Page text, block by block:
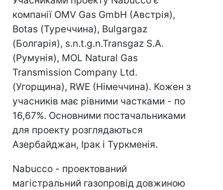
компанії OMV Gas GmbH (Австрія),
Botas (Туреччина), Bulgargaz
(Болгарія), s.n.t.g.n.Transgaz S.A.
(Румунія), MOL Natural Gas
Transmission Company Ltd.
(Угорщина), RWE (Німеччина). Кожен з
учасників має рівними частками - по
16,67%. Основними постачальниками
для проекту розглядаються
Азербайджан, Ірак і Туркменія.
Nabucco - проектований
магістральний газопровід довжиною